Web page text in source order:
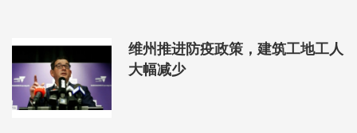
维州推进防疫政策，建筑工地工人
大幅减少